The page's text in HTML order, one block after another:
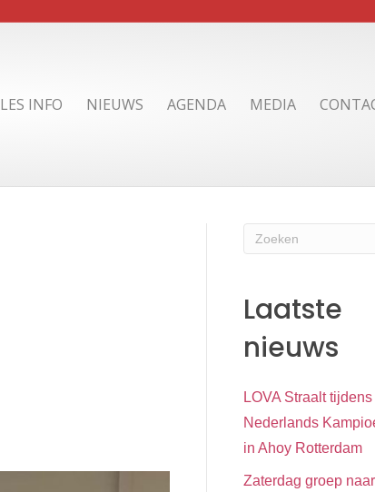
LES INFO NIEUWS AGENDA MEDIA
Laatste
nieuws
LOVA Straalt tijdens
Nederlands
in Ahoy Rotterdam
Zaterdag groep